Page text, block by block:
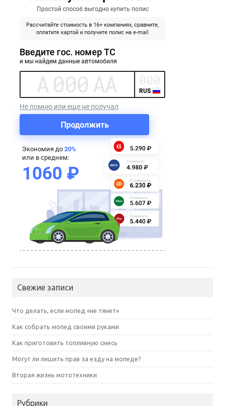
Свежие записи
Что делать, если мопед «не тянет»
Как собрать мопед своими руками
Как приготовить топливную смесь
Могут ли лишить прав за езду на мопеде?
Вторая жизнь мототехники
Рубрики